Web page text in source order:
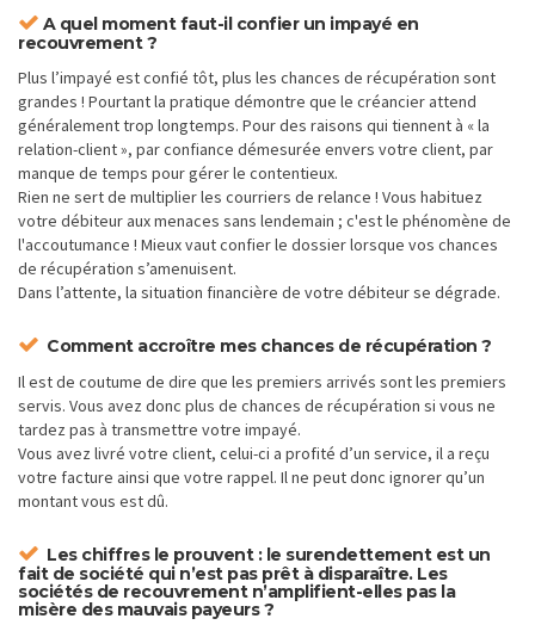
A quel moment faut-il confier un impayé en
recouvrement ?
Plus l’impayé est confié tôt, plus les chances de récupération sont
grandes ! Pourtant la pratique démontre que le créancier attend
généralement trop longtemps. Pour des raisons qui tiennent à « la
relation-client », par confiance démesurée envers votre client, par
manque de temps pour gérer le contentieux.
Rien ne sert de multiplier les courriers de relance ! Vous habituez
votre débiteur aux menaces sans lendemain ; c'est le phénomène de
l'accoutumance ! Mieux vaut confier le dossier lorsque vos chances
de récupération s’amenuisent.
Dans l’attente, la situation financière de votre débiteur se dégrade.
Comment accroître mes chances de récupération ?
Il est de coutume de dire que les premiers arrivés sont les premiers
servis. Vous avez donc plus de chances de récupération si vous ne
tardez pas à transmettre votre impayé.
Vous avez livré votre client, celui-ci a profité d’un service, il a reçu
votre facture ainsi que votre rappel. Il ne peut donc ignorer qu’un
montant vous est dû.
Les chiffres le prouvent : le surendettement est un
fait de société qui n’est pas prêt à disparaître. Les
sociétés de recouvrement n’amplifient-elles pas la
misère des mauvais payeurs ?